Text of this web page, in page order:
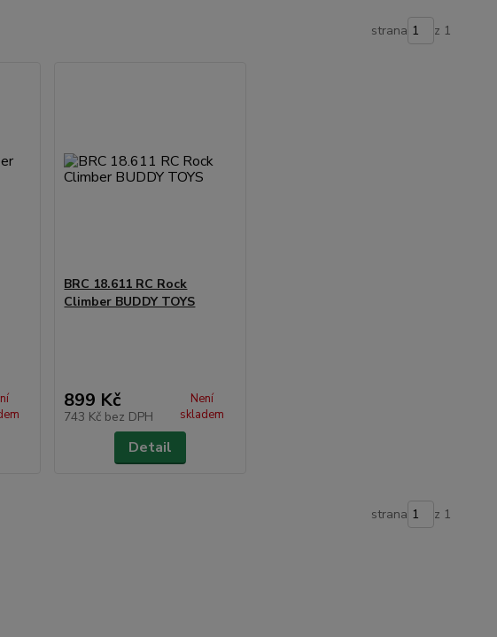
strana z 1
BRC 18.611 RC Rock
Climber BUDDY TOYS
899 Kč
743 Kč bez DPH
Není
skladem
Detail
strana z 1